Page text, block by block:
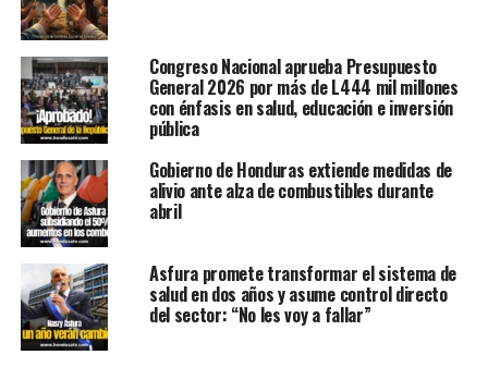
Congreso Nacional aprueba Presupuesto
General 2026 por más de L444 mil millones
con énfasis en salud, educación e inversión
pública
Gobierno de Honduras extiende medidas de
alivio ante alza de combustibles durante
abril
Asfura promete transformar el sistema de
salud en dos años y asume control directo
del sector: “No les voy a fallar”